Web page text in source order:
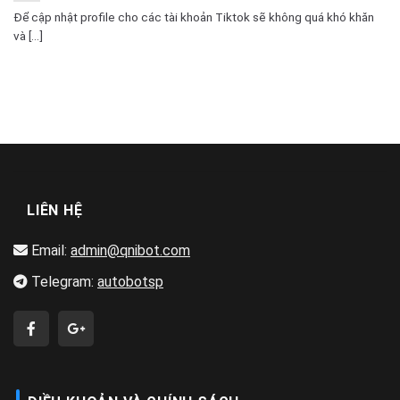
Để cập nhật profile cho các tài khoản Tiktok sẽ không quá khó khăn
và [...]
LIÊN HỆ
Email: admin@qnibot.com
Telegram: autobotsp